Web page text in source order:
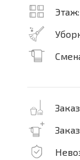
Этаж: